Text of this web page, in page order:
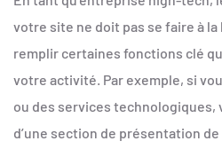
votre site ne doit pas se faire à
remplir certaines fonctions clé
votre activité. Par exemple, si
ou des services technologiques,
d’une section de présentation